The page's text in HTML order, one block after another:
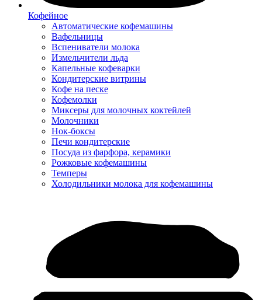
Кофейное
Автоматические кофемашины
Вафельницы
Вспениватели молока
Измельчители льда
Капельные кофеварки
Кондитерские витрины
Кофе на песке
Кофемолки
Миксеры для молочных коктейлей
Молочники
Нок-боксы
Печи кондитерские
Посуда из фарфора, керамики
Рожковые кофемашины
Темперы
Холодильники молока для кофемашины